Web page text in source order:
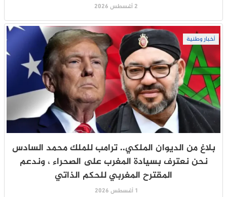
2 أغسطس 2026
أخبار وطنية
بلاغ من الديوان الملكي.. ترامب للملك محمد السادس
نحن نعترف بسيادة المغرب على الصحراء ، وندعم
المقترح المغربي للحكم الذاتي
1 أغسطس 2026